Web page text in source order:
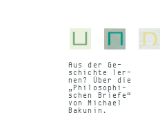
Aus der Ge­
schich­te ler­
nen? Über die
„Phi­lo­so­phi­
schen Brie­fe“
von Mi­cha­el
Baku­nin.